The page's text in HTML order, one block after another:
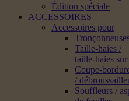
Édition spéciale
ACCESSOIRES
Accessoires pour
Taille-haies /
taille-haies
Coupe-
/
Souffleurs /